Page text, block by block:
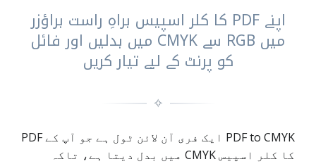
اپنے PDF کا کلر اسپیس براہِ راست براؤزر
میں RGB سے CMYK میں بدلیں اور فائل
کو پرنٹ کے لیے تیار کریں
✧
PDF to CMYK ایک فری آن لائن ٹول ہے جو آپ کے PDF
کا کلر اسپیس CMYK میں بدل دیتا ہے، تاکہ